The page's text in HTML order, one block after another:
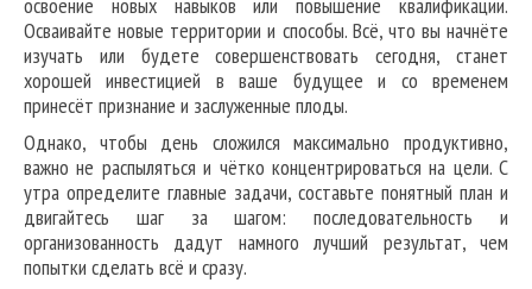
освоение новых навыков или повышение квалификации.
Осваивайте новые территории и способы. Всё, что вы начнёте
изучать или будете совершенствовать сегодня, станет
хорошей инвестицией в ваше будущее и со временем
принесёт признание и заслуженные плоды.
Однако, чтобы день сложился максимально продуктивно,
важно не распыляться и чётко концентрироваться на цели. С
утра определите главные задачи, составьте понятный план и
двигайтесь шаг за шагом: последовательность и
организованность дадут намного лучший результат, чем
попытки сделать всё и сразу.